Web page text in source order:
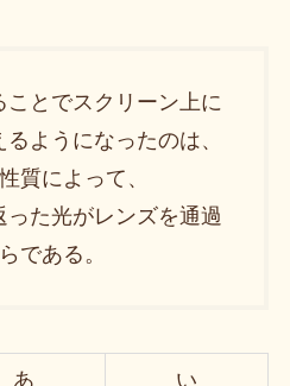
ことでスクリーン上に
ようになったのは、
質によって、
た光がレンズを通過
である。
あ い